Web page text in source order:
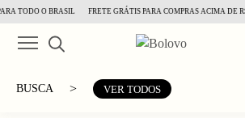
TODO O BRASIL FRETE GRÁTIS PARA COMPRAS ACIMA DE
BUSCA > VER TODOS